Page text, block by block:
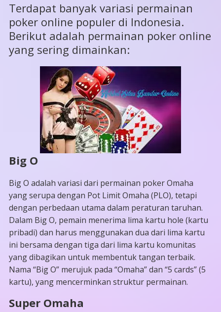
Terdapat banyak variasi permainan
poker online populer di Indonesia.
Berikut adalah permainan poker online
yang sering dimainkan:
Big O
Big O adalah variasi dari permainan poker Omaha
yang serupa dengan Pot Limit Omaha (PLO), tetapi
dengan perbedaan utama dalam peraturan taruhan.
Dalam Big O, pemain menerima lima kartu hole (kartu
pribadi) dan harus menggunakan dua dari lima kartu
ini bersama dengan tiga dari lima kartu komunitas
yang dibagikan untuk membentuk tangan terbaik.
Nama “Big O” merujuk pada “Omaha” dan “5 cards” (5
kartu), yang mencerminkan struktur permainan.
Super Omaha